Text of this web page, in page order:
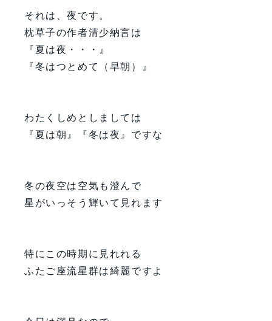
それは、夜です。
枕草子の作者清少納言は
『夏は夜・・・』
『冬はつとめて（早朝）』
わたくしめとしましては
『夏は朝』『冬は夜』ですな
冬の夜空は空気も澄んで
星がいっそう輝いて見れます
特にこの時期に見れれる
ふたご座流星群は綺麗ですよ